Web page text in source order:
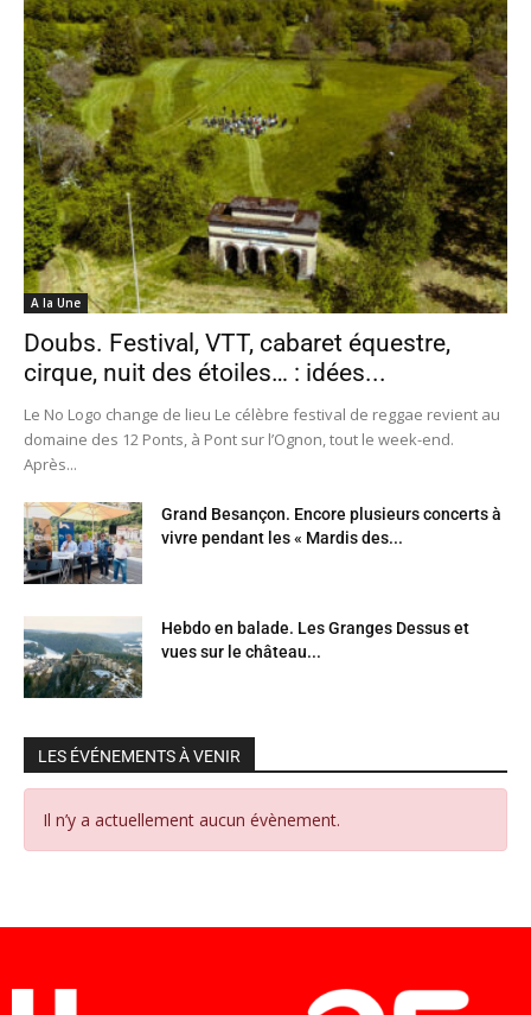
A la Une
Doubs. Festival, VTT, cabaret équestre,
cirque, nuit des étoiles… : idées...
Le No Logo change de lieu Le célèbre festival de reggae revient au
domaine des 12 Ponts, à Pont sur l’Ognon, tout le week-end.
Après...
Grand Besançon. Encore plusieurs concerts à
vivre pendant les « Mardis des...
Hebdo en balade. Les Granges Dessus et
vues sur le château...
LES ÉVÉNEMENTS À VENIR
Il n’y a actuellement aucun évènement.